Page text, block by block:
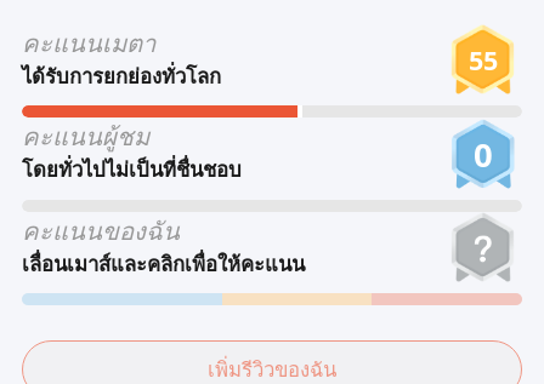
คะแนนเมตา
ได้รับการยกย่องทั่วโลก 55
คะแนนผู้ชม
โดยทั่วไปไม่เป็นที่ชื่นชอบ 0
คะแนนของฉัน
เลื่อนเมาส์และคลิกเพื่อให้คะแนน
เพิ่มรีวิวของฉัน